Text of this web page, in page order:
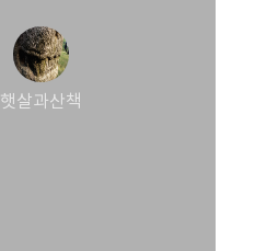
햇살과산책